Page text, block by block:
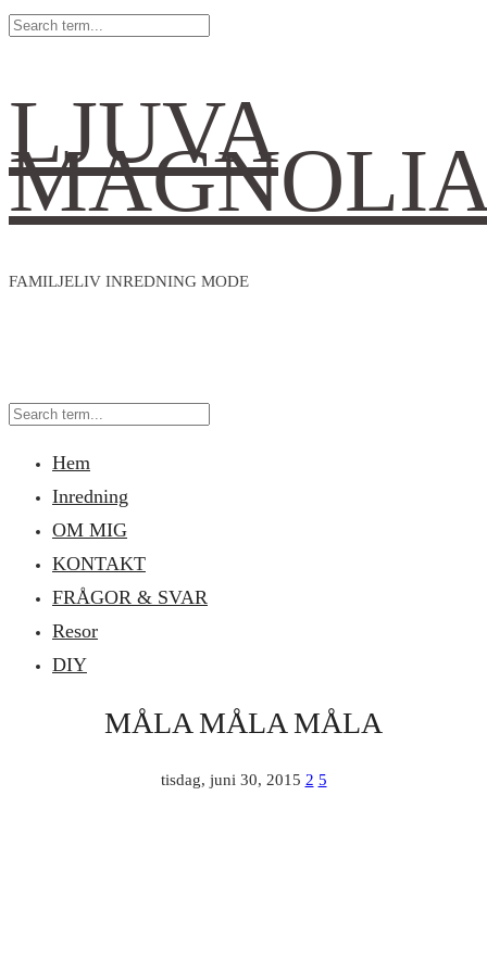
LJUVA
FAMILJELIV INREDNING MODE
Hem
Inredning
OM MIG
KONTAKT
FRÅGOR & SVAR
Resor
DIY
MÅLA MÅLA MÅLA
tisdag, juni 30, 2015 2 5